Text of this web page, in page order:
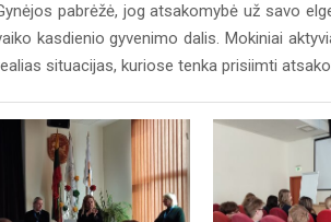
pabrėžė, jog atsakomybė už savo
kasdienio gyvenimo dalis. Mokiniai
situacijas, kuriose tenka prisiimti